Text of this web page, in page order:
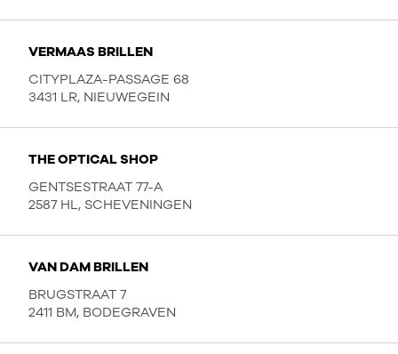
VERMAAS BRILLEN
CITYPLAZA-PASSAGE 68
3431 LR, NIEUWEGEIN
THE OPTICAL SHOP
GENTSESTRAAT 77-A
2587 HL, SCHEVENINGEN
VAN DAM BRILLEN
BRUGSTRAAT 7
2411 BM, BODEGRAVEN